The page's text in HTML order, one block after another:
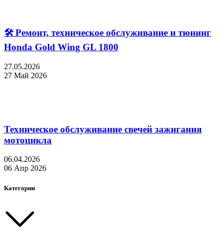
🛠 Ремонт, техническое обслуживание и тюнинг
Honda Gold Wing GL 1800
27.05.2026
27 Май 2026
Техническое обслуживание свечей зажигания
мотоцикла
06.04.2026
06 Апр 2026
Категории